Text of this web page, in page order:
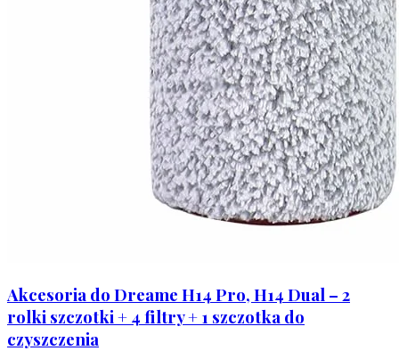
Akcesoria do Dreame H14 Pro, H14 Dual – 2
rolki szczotki + 4 filtry + 1 szczotka do
czyszczenia